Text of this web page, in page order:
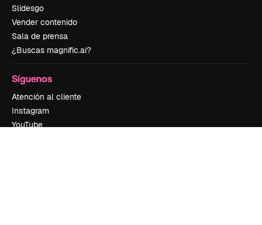
Slidesgo
Vender contenido
Sala de prensa
¿Buscas magnific.ai?
Síguenos
Atención al cliente
Instagram
YouTube